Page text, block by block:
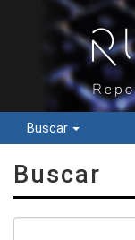
Buscar
Buscar